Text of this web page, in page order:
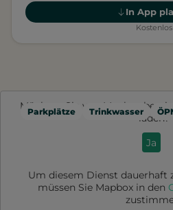
In App
Kostenlos
Parkplätze Trinkwasser
Möchten Sie von Mapbox
laden?
Ja
Um diesem Dienst dauerhaft
müssen Sie Mapboxin den